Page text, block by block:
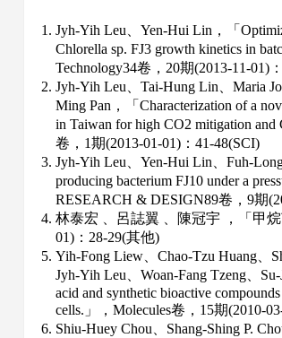
Jyh-Yih Leu、Yen-Hui Lin，「
Chlorella sp. FJ3 growth kinetics in
Technology34卷，20期(2013-11-01)
Jyh-Yih Leu、Tai-Hung Lin、Maria
Ming Pan，「Characterization of a
in Taiwan for high CO2 mitigation and
卷，1期(2013-01-01)：41-48(SCI)
Jyh-Yih Leu、Yen-Hui Lin、Fuh-
producing bacterium FJ10 under a
RESEARCH & DESIGN89卷，9期
林泰宏 、呂誌翼 、陳冠宇 ，「甲
01)：28-29(其他)
Yih-Fong Liew、Chao-Tzu Huang、
Jyh-Yih Leu、Woan-Fang Tzeng、
acid and synthetic bioactive
cells.」，Molecules卷，15期(2010-
Shiu-Huey Chou、Shang-Shing P.